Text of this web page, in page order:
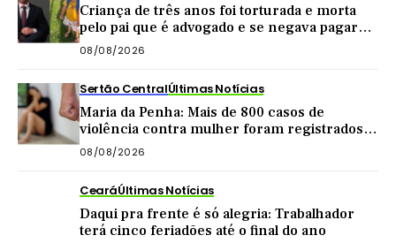
Criança de três anos foi torturada e morta
pelo pai que é advogado e se negava pagar
pensão
08/08/2026
Sertão CentralÚltimas Notícias
Maria da Penha: Mais de 800 casos de
violência contra mulher foram registrados
no Sertão Central este ano
08/08/2026
CearáÚltimas Notícias
Daqui pra frente é só alegria: Trabalhador
terá cinco feriadões até o final do ano